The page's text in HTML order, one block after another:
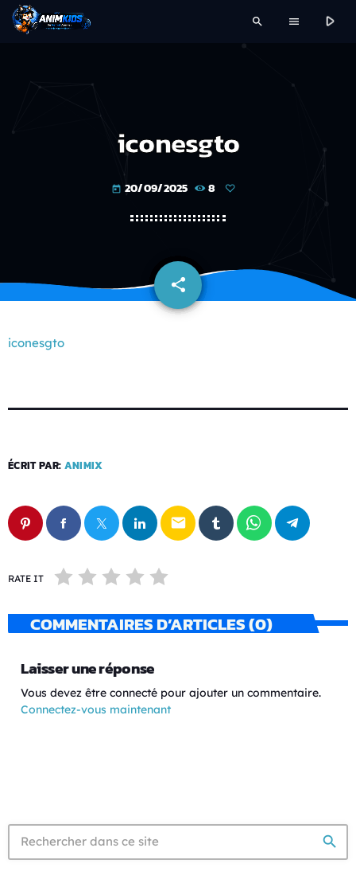
search menu play_arrow
iconesgto
today 20/09/2025 8
share
email
iconesgto
ÉCRIT PAR: ANIMIX
email
RATE IT
COMMENTAIRES D’ARTICLES (0)
Laisser une réponse
Vous devez être connecté pour ajouter un commentaire.
Connectez-vous maintenant
search